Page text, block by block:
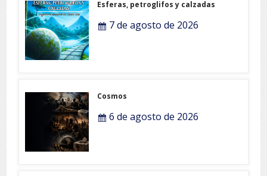
Esferas, petroglifos y calzadas
7 de agosto de 2026
Cosmos
6 de agosto de 2026